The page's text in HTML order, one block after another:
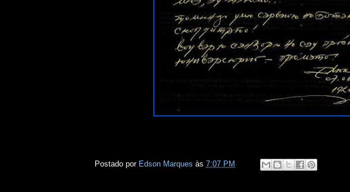
Postado por Edson Marques às 7:07 PM